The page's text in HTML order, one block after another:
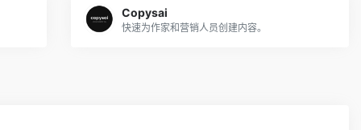
Copysai
快速为作家和营销人员创建内容。